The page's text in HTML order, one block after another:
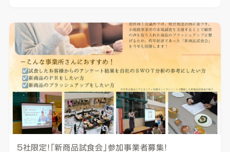
5社限定！「新商品試食会」参加事業者募集！